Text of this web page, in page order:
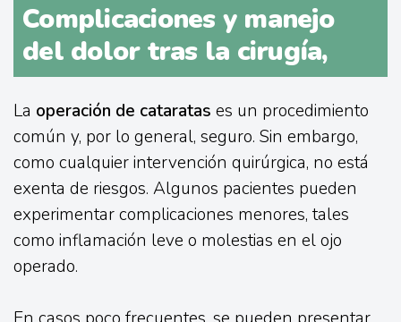
Complicaciones y manejo
del dolor tras la cirugía,
La operación de cataratas es un procedimiento
común y, por lo general, seguro. Sin embargo,
como cualquier intervención quirúrgica, no está
exenta de riesgos. Algunos pacientes pueden
experimentar complicaciones menores, tales
como inflamación leve o molestias en el ojo
operado.